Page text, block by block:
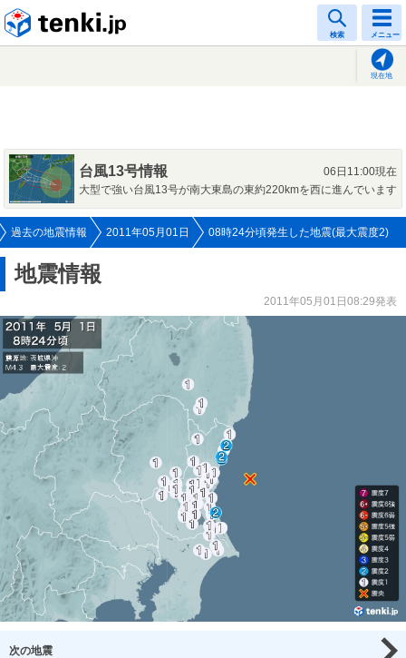
検索 メニュー
現在地
台風13号情報
06日11:00現在
大型で強い台風13号が南大東島の東約220kmを西に進んでいます
過去の地震情報 2011年05月01日 08時24分頃発生した地震(最大震度2)
地震情報
2011年05月01日08:29発表
次の地震